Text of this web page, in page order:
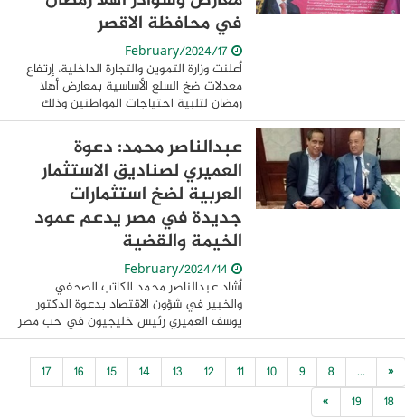
في محافظة الاقصر
أعلنت وزارة التموين والتجارة الداخلية، إرتفاع
معدلات ضخ السلع الأساسية بمعارض أهلا
رمضان لتلبية احتياجات المواطنين وذلك
بتخفيضات تتراوح من 25 الي 30٪ عن
مثيلاتها في الأسواق. وقال الدكتور علي ...
عبدالناصر محمد: دعوة
العميري لصناديق الاستثمار
العربية لضخ استثمارات
جديدة في مصر يدعم عمود
الخيمة والقضية
أشاد عبدالناصر محمد الكاتب الصحفي
والخبير في شؤون الاقتصاد بدعوة الدكتور
يوسف العميري رئيس خليجيون في حب مصر
صناديق الاستثمار العربية لضخ استثمارات
جديدة في مصر خاصة وأن مصر كما وصفها
العميري بأنها ...
«
...
8
9
10
11
12
13
14
15
16
17
18
19
»